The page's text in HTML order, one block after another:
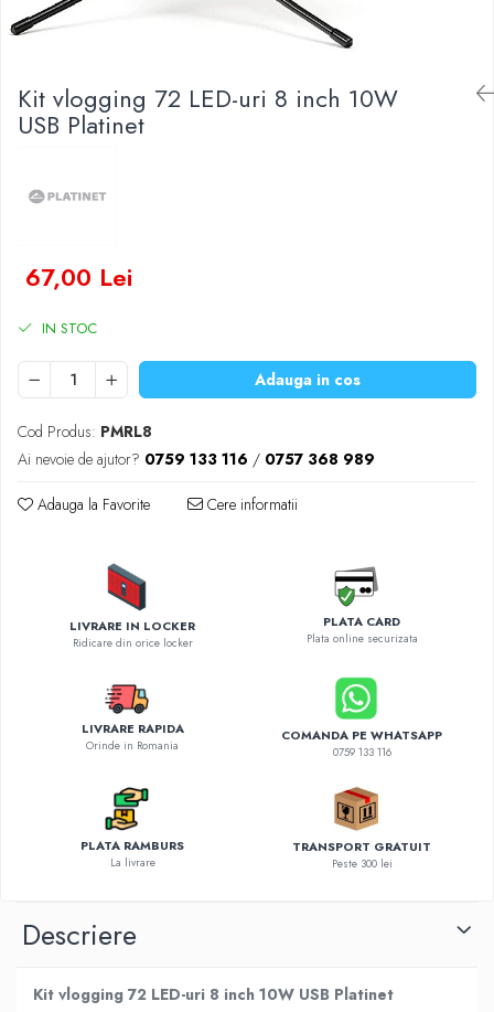
Becuri LED
Lanterne
Lampi
Convertoare tensiune
Stabilizatoare tensiune
Ventilatoare
Diverse gadgeturi
Periferice PC
Roboti pornire
Diverse accesorii auto
Invertoare Auto
Incarcator masina electrica
Aparate de spalat cu presiune
Compresoare
Baterii Zinc-Aer
Kit vlogging 72 LED-uri 8 inch 10W
USB Platinet
67,00 Lei
IN STOC
Adauga in cos
Cod Produs: PMRL8
Ai nevoie de ajutor? 0759 133 116 / 0757 368 989
Adauga la Favorite Cere informatii
LIVRARE IN LOCKER
Ridicare din orice locker
PLATA CARD
Plata online securizata
LIVRARE RAPIDA
Orinde in Romania
COMANDA PE WHATSAPP
0759 133 116
PLATA RAMBURS
La livrare
TRANSPORT GRATUIT
Peste 300 lei
Descriere
Kit vlogging 72 LED-uri 8 inch 10W USB Platinet